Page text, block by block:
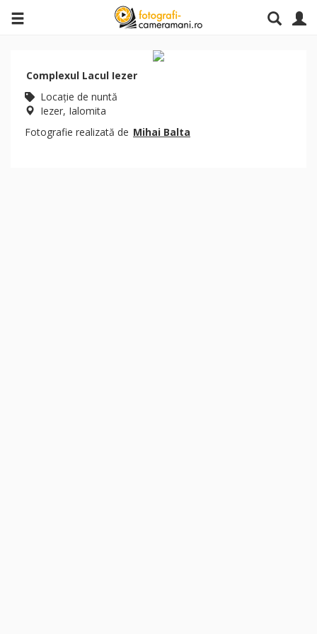
Complexul Lacul Iezer
Locaţie de nuntă
Iezer, Ialomita
Fotografie realizată de Mihai Balta